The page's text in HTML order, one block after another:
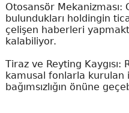
Otosansör Mekanizması:
bulundukları holdingin
çelişen haberleri
kalabiliyor.
Tiraz ve Reyting
kamusal fonlarla kurulan
bağımsızlığın önüne